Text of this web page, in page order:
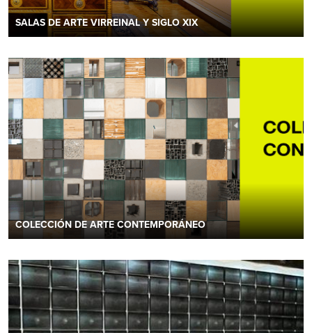
SALAS DE ARTE VIRREINAL Y SIGLO XIX
COLECCIÓN DE ARTE CONTEMPORÁNEO